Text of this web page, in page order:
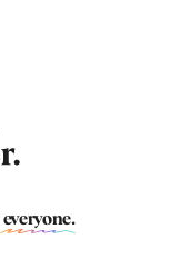
everyone.